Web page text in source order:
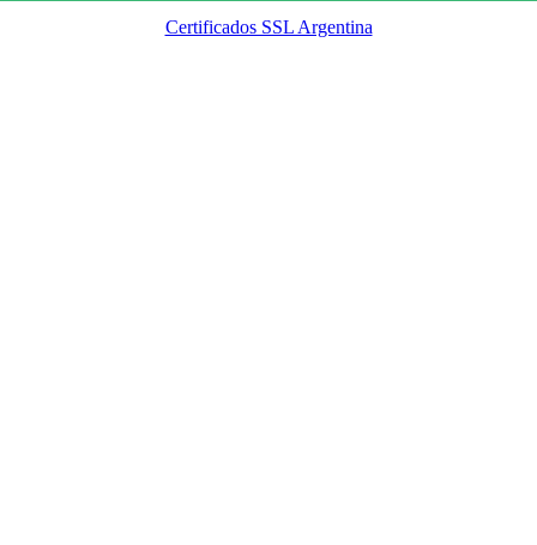
Certificados SSL Argentina